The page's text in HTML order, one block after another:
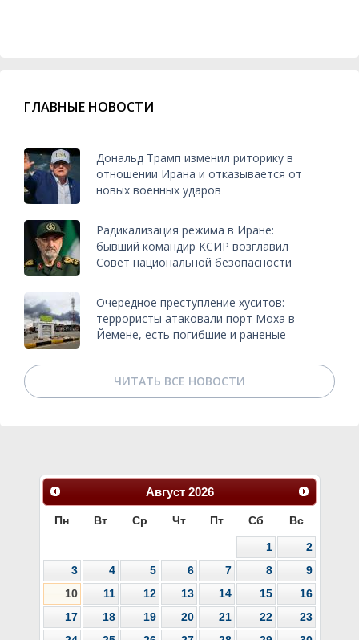
ГЛАВНЫЕ НОВОСТИ
Дональд Трамп изменил риторику в
отношении Ирана и отказывается от
новых военных ударов
Радикализация режима в Иране:
бывший командир КСИР возглавил
Совет национальной безопасности
Очередное преступление хуситов:
террористы атаковали порт Моха в
Йемене, есть погибшие и раненые
ЧИТАТЬ ВСЕ НОВОСТИ
Август 2026
Пн Вт Ср Чт Пт Сб Вс
1
2
3
4 5 6 7 8
9
10
11 12 13 14 15
16
17
18 19 20 21 22
23